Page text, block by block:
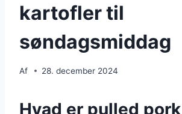
kartofler til
søndagsmiddag
Af 28. december 2024
Hvad er pulled